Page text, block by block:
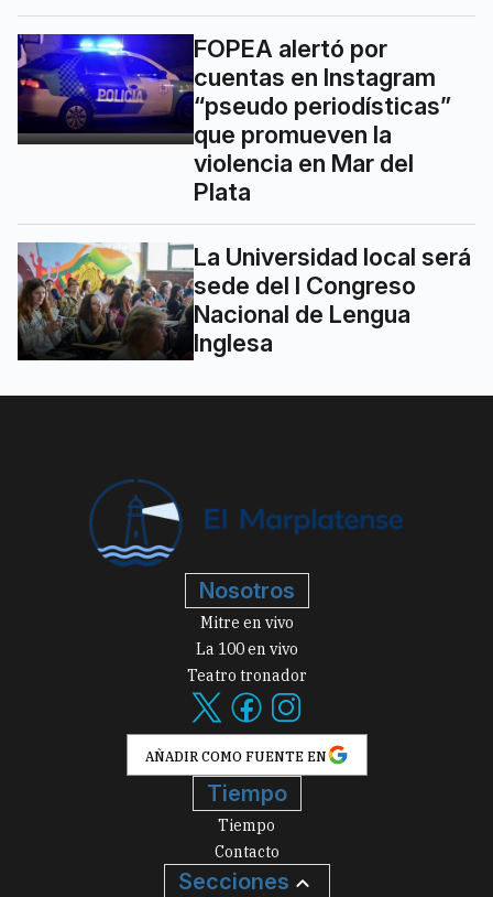
FOPEA alertó por
cuentas en Instagram
“pseudo periodísticas”
que promueven la
violencia en Mar del
Plata
La Universidad local será
sede del I Congreso
Nacional de Lengua
Inglesa
Nosotros
Mitre en vivo
La 100 en vivo
Teatro tronador
AÑADIR COMO FUENTE EN
Tiempo
Tiempo
Contacto
Secciones